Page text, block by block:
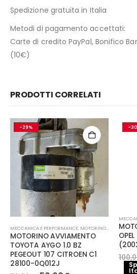
Spedizione gratuita in Italia
Metodi di pagamento accettati:
Carte di credito PayPal, Bonifico
(10€)
PRODOTTI CORRELATI
-29%
MECCANICA E PERFORMANCE, MOTORINO AVVIAMENTO
MOTORINO AVVIAMENTO
TOYOTA AYGO 1.0 BZ
PEGEOUT 107 CITROEN C1
28100-0Q012J
-